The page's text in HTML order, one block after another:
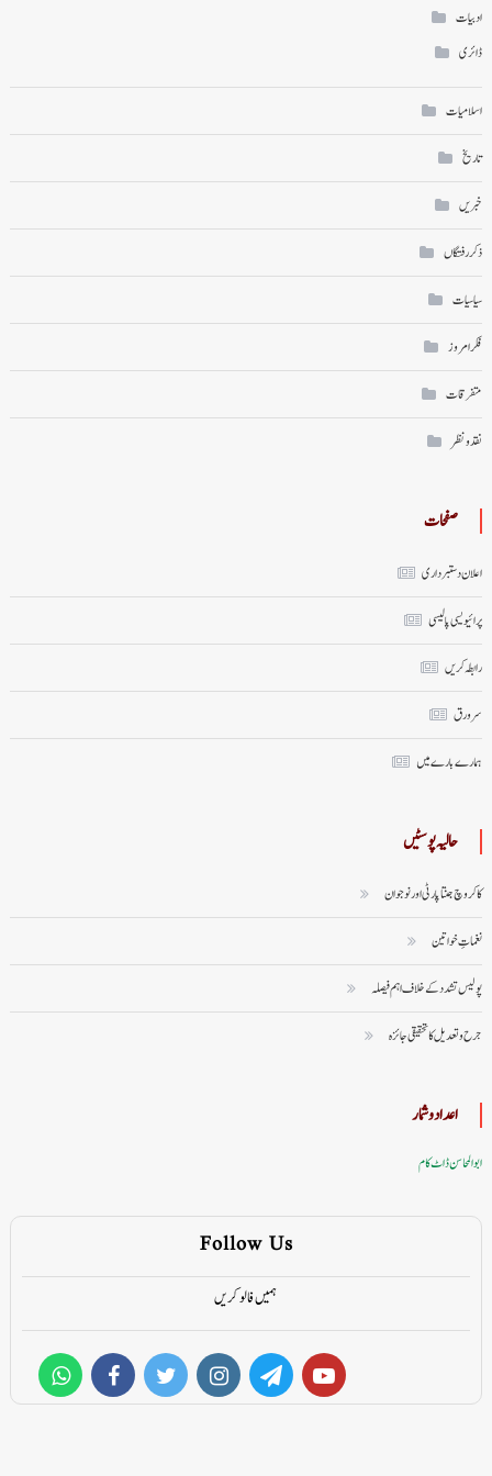
ادبیات
ڈائری
اسلامیات
تاریخ
خبریں
ذکر رفتگاں
سیاسیات
فکر امروز
متفرقات
نقد ونظر
صفحات
اعلان دستبرداری
پرائیویسی پالیسی
رابطہ کریں
سر ورق
ہمارے بارے میں
حالیہ پوسٹیں
کاکروچ جنتا پارٹی اور نوجوان
نغماتِ خواتین
پولیس تشدد کے خلاف اہم فیصلہ
جرح و تعدیل کا تحقیقی جائزہ
اعداد وشمار
ابوالمحاسن ڈاٹ کام
Follow Us
ہمیں فالو کریں